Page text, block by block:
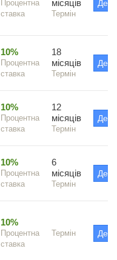
Процентна
ставка
місяців
Термін
10%
Процентна
ставка
18
місяців
Термін
10%
Процентна
ставка
12
місяців
Термін
10%
Процентна
ставка
6
місяців
Термін
10%
Процентна
ставка
Термін